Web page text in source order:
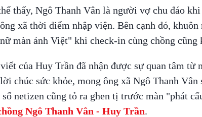
thấy, Ngô Thanh Vân là người vợ chu đáo
xã thời điểm nhập viện. Bên cạnh đó,
màn ảnh Việt" khi check-in cùng chồng
của Huy Trần đã nhận được sự quan tâm từ
chúc sức khỏe, mong ông xã Ngô Thanh Vân
netizen cũng tỏ ra ghen tị trước màn "phát
Ngô Thanh Vân - Huy Trần.